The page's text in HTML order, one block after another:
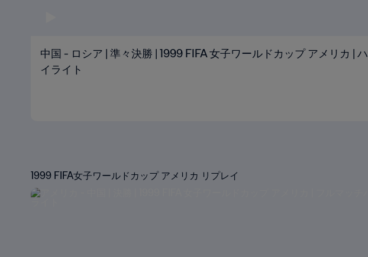
中国 - ロシア | 準々決勝 | 1999 FIFA 女子ワールドカップ アメリカ | ハ
イライト
1999 FIFA女子ワールドカップ アメリカ リプレイ